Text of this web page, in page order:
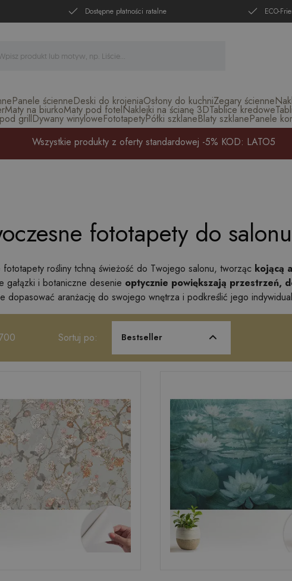
Dostępne płatności ratalne ECO-
Panele ścienneDeski do krojeniaOsłony do kuchniZegary ścienne
Maty na biurkoMaty pod fotelNaklejki na ścianę 3DTablice kredowe
grillDywany winyloweFototapetyPółki szklaneBlaty szklanePanele
Wszystkie produkty z oferty standardowej -5% KOD: LATO5
fototapety do
fototapety rośliny tchną świeżość do Twojego salonu, tworząc kojącą
gałązki i botaniczne desenie optycznie powiększają przestrzeń,
dopasować aranżację do swojego wnętrza i podkreślić jego
Sortuj po: Bestseller